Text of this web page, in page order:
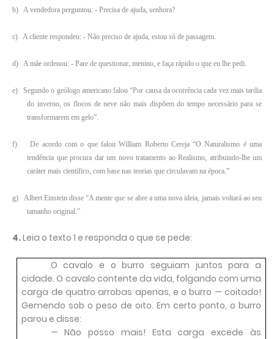
b) A vendedora perguntou: - Precisa de ajuda, senhora?
c) A cliente respondeu: - Não preciso de ajuda, estou só de passagem.
d) A mãe ordenou: - Pare de questionar, menino, e faça rápido o que eu lhe pedi.
e)
Segundo o geólogo americano falou “Por causa da ocorrência cada vez mais tardia
do inverno, os flocos de neve não mais dispõem do tempo necessário para se
transformarem em gelo”.
f)
De acordo com o que falou William Roberto Cereja “O Naturalismo é uma
tendência que procura dar um novo tratamento ao Realismo, atribuindo-lhe um
caráter mais científico, com base nas teorias que circulavam na época.”
g)
Albert Einstein disse “A mente que se abre a uma nova ideia, jamais voltará ao seu
tamanho original.”
4.Leia o texto 1 e responda o que se pede:
O cavalo e o burro seguiam juntos para a
cidade. O cavalo contente da vida, folgando com uma
carga de quatro arrobas apenas, e o burro — coitado!
Gemendo sob o peso de oito. Em certo ponto, o burro
parou e disse:
— Não posso mais! Esta carga excede às